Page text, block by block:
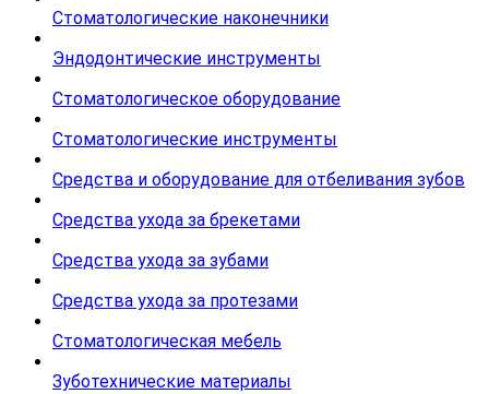
Стоматологические наконечники
Эндодонтические инструменты
Стоматологическое оборудование
Стоматологические инструменты
Средства и оборудование для отбеливания зубов
Средства ухода за брекетами
Средства ухода за зубами
Средства ухода за протезами
Стоматологическая мебель
Зуботехнические материалы